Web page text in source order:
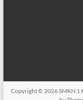
Copyright © 2026SMKN 1